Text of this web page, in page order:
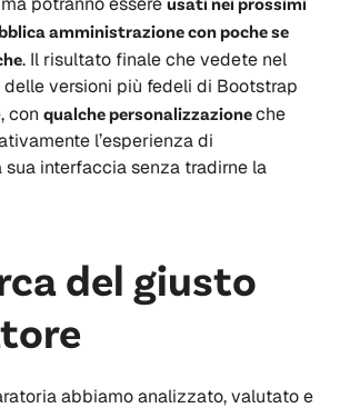
amministrazione con poche se
. Il risultato finale che vedete nel
delle versioni più fedeli di Bootstrap
con qualche personalizzazioneche
l’esperienza di
sua interfaccia senza tradirne la
del giusto
abbiamo analizzato, valutato e